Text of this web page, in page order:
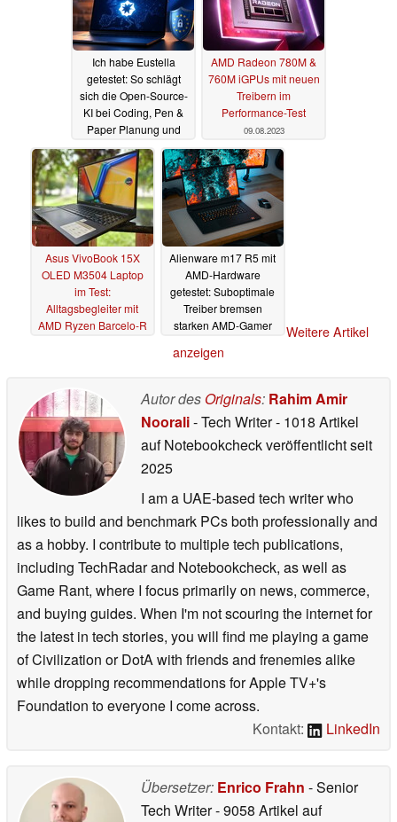
Ich habe Eustella
getestet: So schlägt
sich die Open-Source-
KI bei Coding, Pen &
Paper Planung und
Alltag12.06.2026
AMD Radeon 780M &
760M iGPUs mit neuen
Treibern im
Performance-Test
09.08.2023
Asus VivoBook 15X
OLED M3504 Laptop
im Test:
Alltagsbegleiter mit
AMD Ryzen Barcelo-R
Alienware m17 R5 mit
AMD-Hardware
getestet: Suboptimale
Treiber bremsen
starken AMD-Gamer
Weitere Artikel
anzeigen
Autor des Originals: Rahim Amir
Noorali- Tech Writer- 1018 Artikel
auf Notebookcheck veröffentlichtseit
2025
I am a UAE-based tech writer who
likes to build and benchmark PCs both professionally and
as a hobby. I contribute to multiple tech publications,
including TechRadar and Notebookcheck, as well as
Game Rant, where I focus primarily on news, commerce,
and buying guides. When I'm not scouring the internet for
the latest in tech stories, you will find me playing a game
of Civilization or DotA with friends and frenemies alike
while dropping recommendations for Apple TV+'s
Foundation to everyone I come across.
Kontakt:
LinkedIn
Übersetzer: Enrico Frahn - Senior
Tech Writer- 9058 Artikel auf